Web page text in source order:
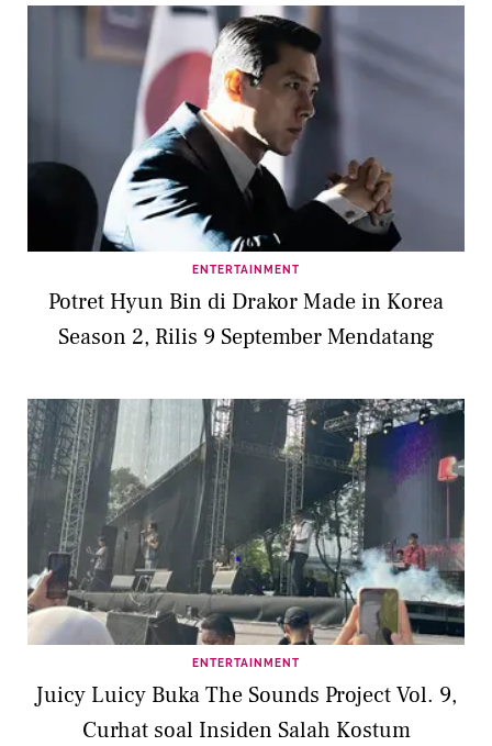
ENTERTAINMENT
Potret Hyun Bin di Drakor Made in Korea
Season 2, Rilis 9 September Mendatang
ENTERTAINMENT
Juicy Luicy Buka The Sounds Project Vol. 9,
Curhat soal Insiden Salah Kostum